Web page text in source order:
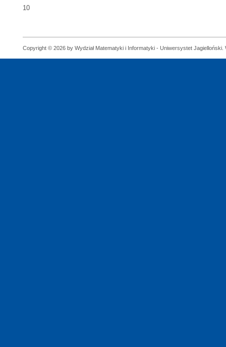
10
Copyright © 2026 by Wydział Matematyki i Informatyki - Uniwersystet